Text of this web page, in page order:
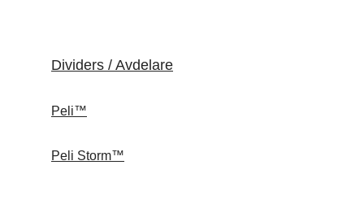
Dividers / Avdelare
Peli™
Peli Storm™